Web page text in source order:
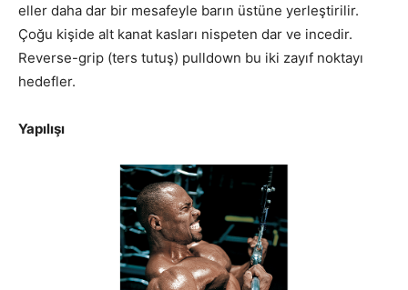
eller daha dar bir mesafeyle barın üstüne yerleştirilir.
Çoğu kişide alt kanat kasları nispeten dar ve incedir.
Reverse-grip (ters tutuş) pulldown bu iki zayıf noktayı
hedefler.
Yapılışı